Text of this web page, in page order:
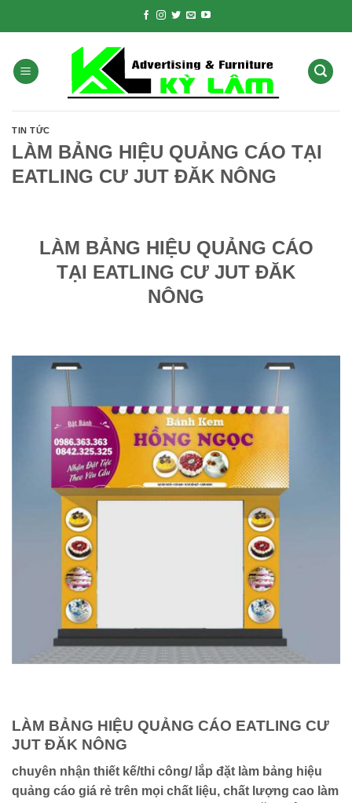
TIN TỨC
LÀM BẢNG HIỆU QUẢNG CÁO TẠI
EATLING CƯ JUT ĐĂK NÔNG
LÀM BẢNG HIỆU QUẢNG CÁO
TẠI EATLING CƯ JUT ĐĂK
NÔNG
LÀM BẢNG HIỆU QUẢNG CÁO EATLING CƯ
JUT ĐĂK NÔNG
chuyên nhận thiết kế/thi công/ lắp đặt làm bảng hiệu
quảng cáo giá rẻ trên mọi chất liệu, chất lượng cao làm